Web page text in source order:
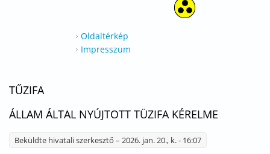
Oldaltérkép
Impresszum
TŰZIFA
ÁLLAM ÁLTAL NYÚJTOTT TÜZIFA KÉRELME
Beküldte hivatali szerkesztő – 2026. jan. 20., k. - 16:07